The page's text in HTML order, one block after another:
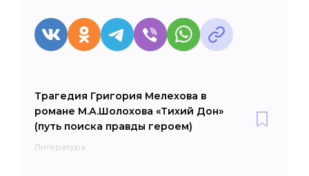
Трагедия Григория Мелехова в
романе М.А.Шолохова «Тихий Дон»
(путь поиска правды героем)
Литература